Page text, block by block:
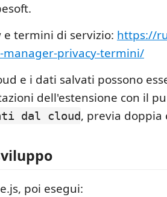
e termini di servizio: https://
manager-privacy-termini/
e i dati salvati possono
dell'estensione con il
dal cloud, previa doppia
poi esegui: